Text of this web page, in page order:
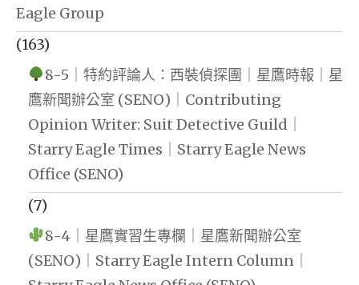
Eagle Group
(163)
8-5｜特約評論人：西裝偵探團｜星鷹時報｜星
鷹新聞辦公室 (SENO)｜Contributing
Opinion Writer: Suit Detective Guild｜
Starry Eagle Times｜Starry Eagle News
Office (SENO)
(7)
8-4｜星鷹實習生專欄｜星鷹新聞辦公室
(SENO)｜Starry Eagle Intern Column｜